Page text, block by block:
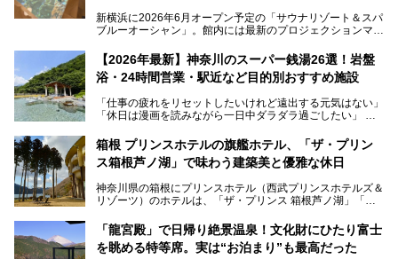
新横浜に2026年6月オープン予定の「サウナリゾート＆スパ
ブルーオーシャン」。館内には最新のプロジェクションマッ
的な“没入感（イマーシブ）”を体験できます。
今回は、そんな大注目の施設に一足先にお邪魔し、その全貌
を見学させていただきました！
サウナ室の中に咲き誇る桜、魚たちが泳ぐ水風呂、そしてバ
リのビーチを思わせる休憩スペース…。驚きの連続だった館
内の様子をレポートします！
【2026年最新】神奈川のスーパー銭湯26選！岩盤
浴・24時間営業・駅近など目的別おすすめ施設
「仕事の疲れをリセットしたいけれど遠出する元気はない」
「休日は漫画を読みながら一日中ダラダラ過ごしたい」
たい」
そんな「癒やされたい」という願いを叶えてくれるのが、神
神奈川県には、サウナや岩盤浴、一日中遊べるエンタメ施設
など、“非日常”を味わえるスーパー銭湯が数多く揃っていま
う」という人も多いはず。
そこで今回は、神奈川県内の人気施設26選を「安さ」「岩
箱根 プリンスホテルの旗艦ホテル、「ザ・プリン
ス箱根芦ノ湖」で味わう建築美と優雅な休日
神奈川県の箱根にプリンスホテル（西武プリンスホテルズ＆
リゾーツ）のホテルは、「ザ・プリンス 箱根芦ノ湖」「芦
「箱根仙石原プリンスホテル」と4軒あり、今回ご紹介する
「ザ・プリンス 箱根芦ノ湖」は、その中でもフラッグシッ
プ（旗艦）に位置づけられる特別なホテルです。
「龍宮殿」で日帰り絶景温泉！文化財にひたり富士
を眺める特等席。実は“お泊まり”も最高だった